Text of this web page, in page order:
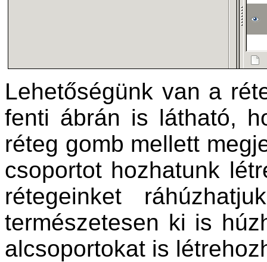
Lehetőségünk van a
fenti ábrán is látható,
réteg gomb mellett
csoportot hozhatunk
rétegeinket
természetesen ki is
alcsoportokat is